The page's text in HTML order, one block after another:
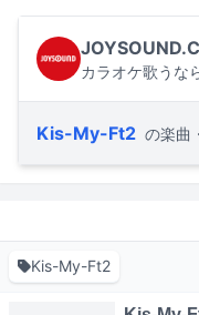
カラオケ歌うな
Kis-My-Ft2 の楽曲
Kis-My-Ft2